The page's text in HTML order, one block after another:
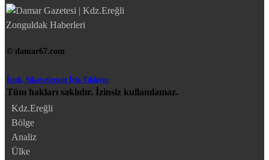
© damar67.com
İstek, Şikayetleriniz İçin Tıklayın
Tüm hakları saklıdır. İzinsiz kullanılamaz.
Kdz.Ereğli
Bölge
Analiz
Ülke